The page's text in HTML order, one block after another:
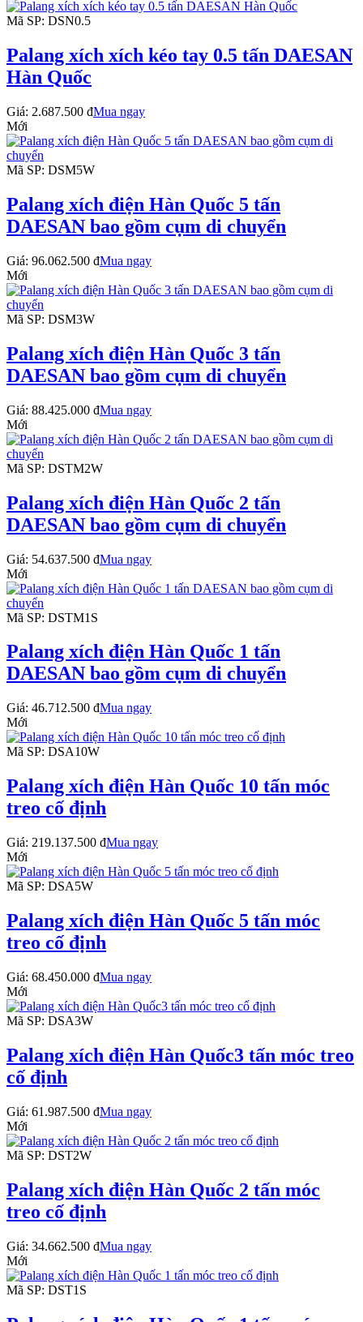
Mã SP: DSN0.5
Palang xích xích kéo tay 0.5 tấn DAESAN
Hàn Quốc
Giá: 2.687.500 đMua ngay
Mới
Mã SP: DSM5W
Palang xích điện Hàn Quốc 5 tấn
DAESAN bao gồm cụm di chuyển
Giá: 96.062.500 đMua ngay
Mới
Mã SP: DSM3W
Palang xích điện Hàn Quốc 3 tấn
DAESAN bao gồm cụm di chuyển
Giá: 88.425.000 đMua ngay
Mới
Mã SP: DSTM2W
Palang xích điện Hàn Quốc 2 tấn
DAESAN bao gồm cụm di chuyển
Giá: 54.637.500 đMua ngay
Mới
Mã SP: DSTM1S
Palang xích điện Hàn Quốc 1 tấn
DAESAN bao gồm cụm di chuyển
Giá: 46.712.500 đMua ngay
Mới
Mã SP: DSA10W
Palang xích điện Hàn Quốc 10 tấn móc
treo cố định
Giá: 219.137.500 đMua ngay
Mới
Mã SP: DSA5W
Palang xích điện Hàn Quốc 5 tấn móc
treo cố định
Giá: 68.450.000 đMua ngay
Mới
Mã SP: DSA3W
Palang xích điện Hàn Quốc3 tấn móc treo
cố định
Giá: 61.987.500 đMua ngay
Mới
Mã SP: DST2W
Palang xích điện Hàn Quốc 2 tấn móc
treo cố định
Giá: 34.662.500 đMua ngay
Mới
Mã SP: DST1S